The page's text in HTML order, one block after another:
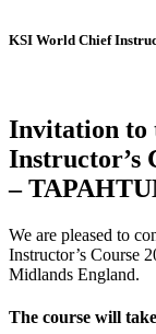
KSI World Chief
Invitation to
Instructor’s
–
We are pleased to
Instructor’s Course
Midlands England.
The course will